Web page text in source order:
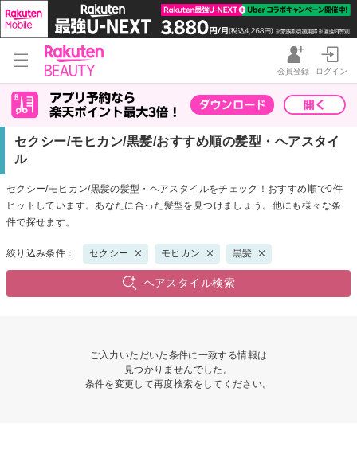
会員登録 ログイン
セクシー/モヒカン/黒髪/おすすめ順の髪型・ヘアスタイ
ル
セクシー/モヒカン/黒髪の髪型・ヘアスタイルをチェック！おすすめ順で0件
ヒットしています。あなたに合った髪型を見つけましょう。他にも様々な条
件で探せます。
絞り込み条件： セクシー モヒカン 黒髪
ヘアスタイル検索
ご入力いただいた条件に一致する情報は
見つかりませんでした。
条件を変更して再度検索をしてください。